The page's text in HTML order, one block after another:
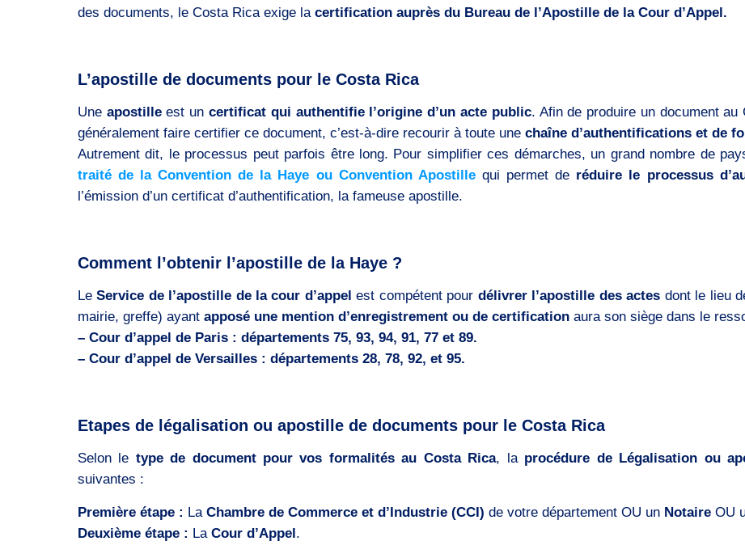
des documents, le Costa Rica exige la certification auprès du Bureau de l’Apostille de la Cour d’Appel.
L’apostille de documents pour le Costa Rica
Une apostilleest un certificat qui authentifie l’origine d’un acte public. Afin de produire un document
généralement faire certifier ce document, c’est-à-dire recourir à toute une chaîne d’authentifications et de
Autrement dit, le processus peut parfois être long. Pour simplifier ces démarches, un grand nombre de
traité de la Convention de la Haye ou Convention Apostillequi permet de réduire le processus
l’émission d’un certificat d’authentification, la fameuse apostille.
Comment l’obtenir l’apostille de la Haye ?
LeService de l’apostille de la cour d’appel est compétent pour délivrer l’apostille des actes dont le lieu
mairie, greffe) ayant apposé une mention d’enregistrement ou de certificationaura son siège dans le
– Cour d’appel de Paris : départements 75, 93, 94, 91, 77 et 89.
– Cour d’appel de Versailles : départements 28, 78, 92, et 95.
Etapes de légalisation ou apostille de documents pour le Costa Rica
Selon le type de document pour vos formalités au Costa Rica, la procédure de Légalisation ou
suivantes :
Première étape : La Chambre de Commerce et d’Industrie (CCI) de votre département OU un Notaire OU
Deuxième étape : La Cour d’Appel.